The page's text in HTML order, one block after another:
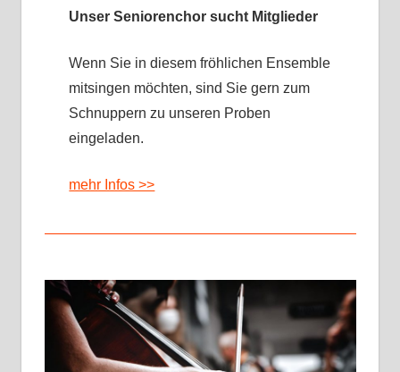
Unser Seniorenchor sucht Mitglieder
Wenn Sie in diesem fröhlichen Ensemble
mitsingen möchten, sind Sie gern zum
Schnuppern zu unseren Proben
eingeladen.
mehr Infos >>